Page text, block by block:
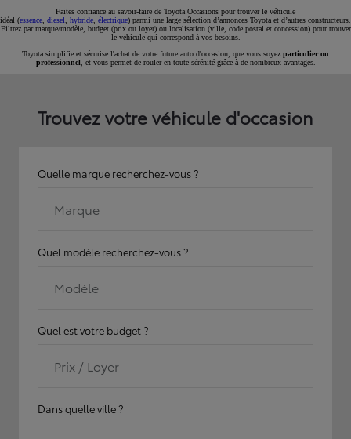
Faites confiance au savoir-faire de Toyota Occasions pour trouver le véhicule
idéal (essence diesel hybride électrique) parmi une large sélection d’annonces Toyota et d’autres constructeurs.
Filtrez par marque/modèle, budget (prix ou loyer) ou localisation (ville, code postal et concession) pour trouver
le véhicule qui correspond à vos besoins.
Toyota simplifie et sécurise l'achat de votre future auto d'occasion, que vous soyez particulier ou
professionnel , et vous permet de rouler en toute sérénité grâce à de nombreux avantages.
Trouvez votre véhicule d'occasion
Quelle marque recherchez-vous ?
Marque
Quel modèle recherchez-vous ?
Modèle
Quel est votre budget ?
Prix / Loyer
Dans quelle ville ?